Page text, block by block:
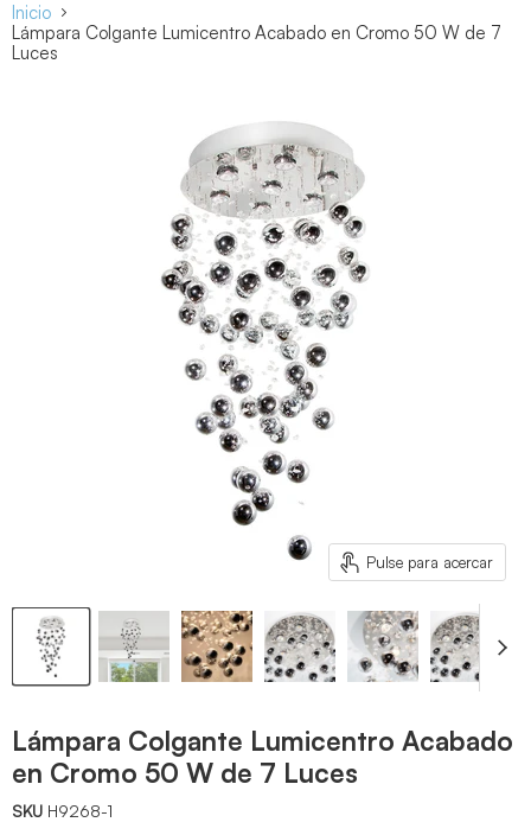
Inicio
Lámpara Colgante Lumicentro Acabado en Cromo 50 W de 7
Luces
Pulse para acercar
Lámpara Colgante Lumicentro Acabado
en Cromo 50 W de 7 Luces
SKU H9268-1